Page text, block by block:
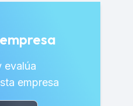
evalúa
empresa